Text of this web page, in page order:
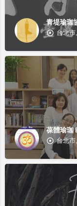
青堤瑜珈
台北市
葆體瑜珈
台北市